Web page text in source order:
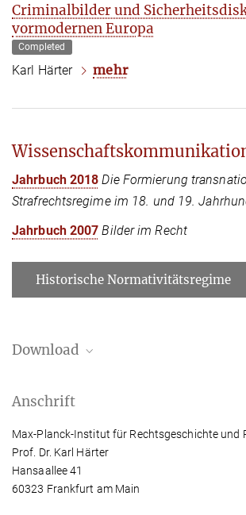
Criminalbilder und
vormodernen Europa
Completed
Karl Härter mehr
Jahrbuch 2018 Die Formierung
Strafrechtsregime im 18. und 19.
Jahrbuch 2007 Bilder im Recht
Historische Normativitätsregime
Download
Schriftenverzeichnis Prof. Dr. Karl Härter
376.51 kB
Anschrift
Max-Planck-Institut für Rechtsgeschichte und
Prof. Dr. Karl Härter
Hansaallee 41
60323 Frankfurt am Main